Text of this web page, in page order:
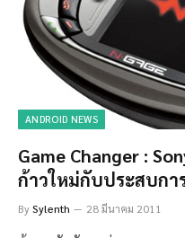
ANDROID NEWS
Game Changer :
ก้าวใหม่กับประสบก
BySylenth 28 มีนาคม 2011